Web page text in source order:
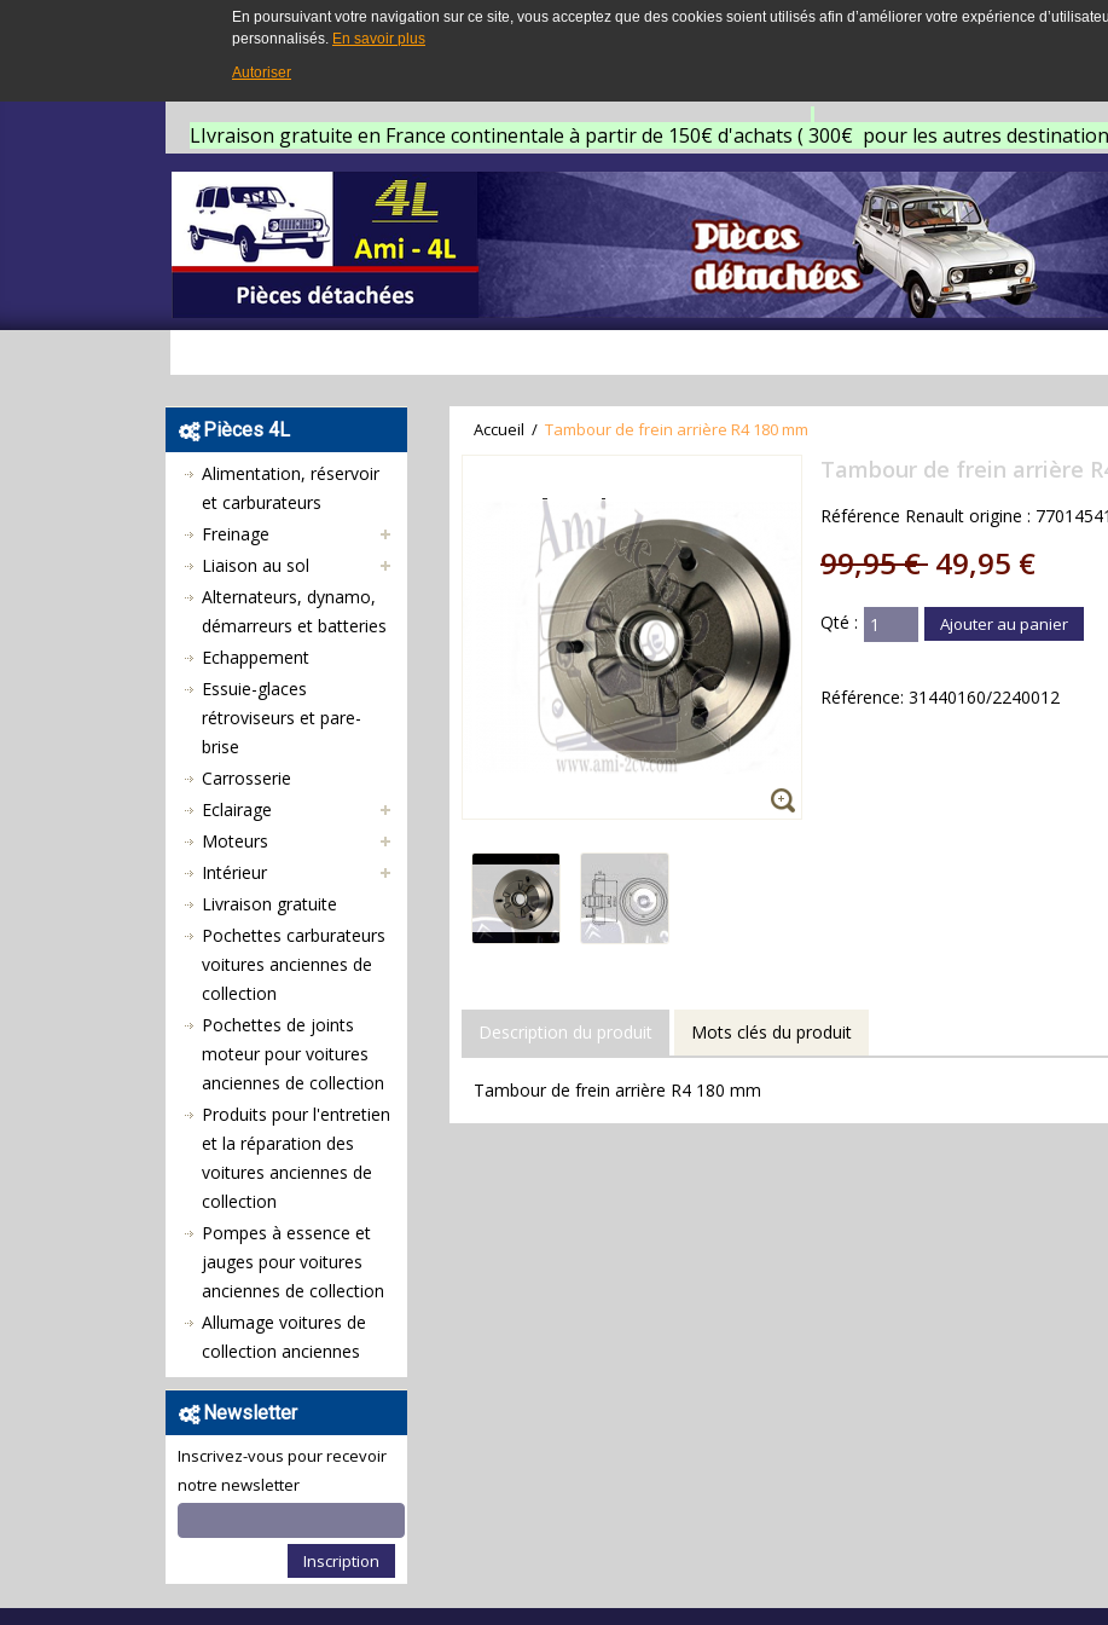
En poursuivant votre navigation sur ce site, vous acceptez que des cookies soient utilisés afin d’améliorer votre expérience
personnalisés. En savoir plus
Autoriser
LIvraison gratuite en France continentale à partir de 150€ d'achats ( 300€ pour les autres
Accueil / Tambour de frein arrière R4 180 mm
Tambour de frein arrière
Référence Renault origine :
99,95 € 49,95 €
Qté : Ajouter au panier
Référence: 31440160/2240012
Description du produit Mots clés du produit
Tambour de frein arrière R4 180 mm
Pièces 4L
Alimentation, réservoir
et carburateurs
Freinage
Liaison au sol
Alternateurs, dynamo,
démarreurs et batteries
Echappement
Essuie-glaces
rétroviseurs et pare-
brise
Carrosserie
Eclairage
Moteurs
Intérieur
Livraison gratuite
Pochettes carburateurs
voitures anciennes de
collection
Pochettes de joints
moteur pour voitures
anciennes de collection
Produits pour l'entretien
et la réparation des
voitures anciennes de
collection
Pompes à essence et
jauges pour voitures
anciennes de collection
Allumage voitures de
collection anciennes
Newsletter
Inscrivez-vous pour recevoir
notre newsletter
Inscription